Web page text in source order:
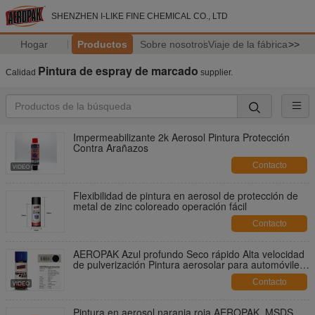
SHENZHEN I-LIKE FINE CHEMICAL CO., LTD
Hogar Productos Sobre nosotrosViaje de la fábrica>>
Calidad Pintura de espray de marcado supplier.
Impermeabilizante 2k Aerosol Pintura Protección
Contra Arañazos
Contacto
Flexibilidad de pintura en aerosol de protección de
metal de zinc coloreado operación fácil
Contacto
AEROPAK Azul profundo Seco rápido Alta velocidad
de pulverización Pintura aerosolar para automóviles
Contacto
Pintura en aerosol naranja roja AEROPAK, MSDS